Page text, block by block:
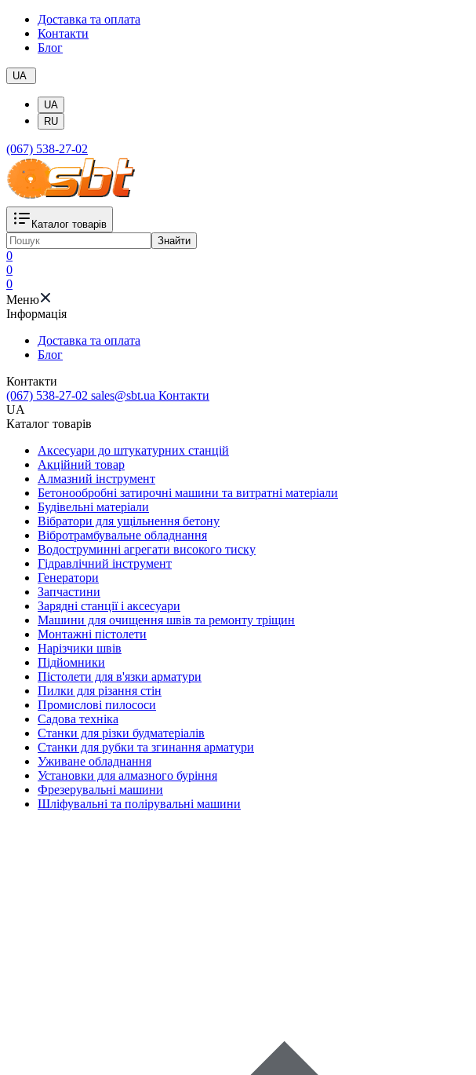
Доставка та оплата
Контакти
Блог
UA
UA
RU
(067) 538-27-02
Каталог товарів
Знайти
0
0
0
Меню
Iнформація
Доставка та оплата
Блог
Контакти
(067) 538-27-02 sales@sbt.ua Контакти
UA
Каталог товарів
Аксесуари до штукатурних станцій
Акційний товар
Алмазний інструмент
Бетонообробні затирочні машини та витратні матеріали
Будівельні матеріали
Вібратори для ущільнення бетону
Вібротрамбувальне обладнання
Водоструминні агрегати високого тиску
Гідравлічний інструмент
Генератори
Запчастини
Зарядні станції і аксесуари
Машини для очищення швів та ремонту тріщин
Монтажні пістолети
Нарізчики швів
Підйомники
Пістолети для в'язки арматури
Пилки для різання стін
Промислові пилососи
Садова техніка
Станки для різки будматеріалів
Станки для рубки та згинання арматури
Уживане обладнання
Установки для алмазного буріння
Фрезерувальні машини
Шліфувальні та полірувальні машини